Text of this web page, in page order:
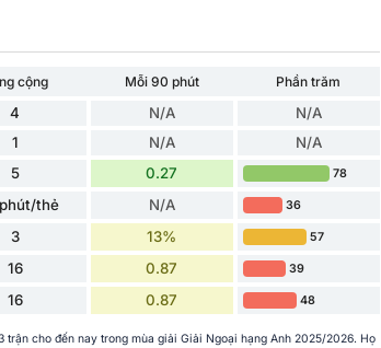
cộng Mỗi 90 phút
Phần trăm
4 N/A N/A
1 N/A N/A
5 0.27 78
thẻ N/A 36
3 13% 57
16 0.87 39
16 0.87 48
trận cho đến nay trong mùa giải Giải Ngoại hạng Anh 2025/2026. Họ